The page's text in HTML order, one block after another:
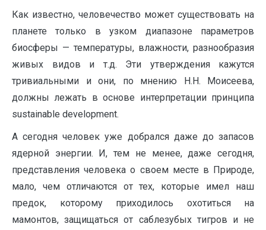
Как известно, человечество может существовать на
планете только в узком диапазоне параметров
биосферы — температуры, влажности, разнообразия
живых видов и т.д. Эти утверждения кажутся
тривиальными и они, по мнению Н.Н. Моисеева,
должны лежать в основе интерпретации принципа
sustainable development.
А сегодня человек уже добрался даже до запасов
ядерной энергии. И, тем не менее, даже сегодня,
представления человека о своем месте в Природе,
мало, чем отличаются от тех, которые имел наш
предок, которому приходилось охотиться на
мамонтов, защищаться от саблезубых тигров и не